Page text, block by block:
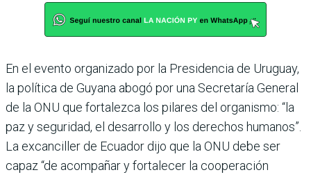
En el evento organizado por la Presidencia de Uruguay,
la política de Guyana abogó por una Secretaría General
de la ONU que fortalezca los pilares del organismo: “la
paz y seguridad, el desarrollo y los derechos humanos”.
La excanciller de Ecuador dijo que la ONU debe ser
capaz “de acompañar y fortalecer la cooperación